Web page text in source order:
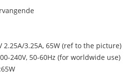
2.25A/3.25A, 65W (ref to the picture)
240V, 50-60Hz (for worldwide use)